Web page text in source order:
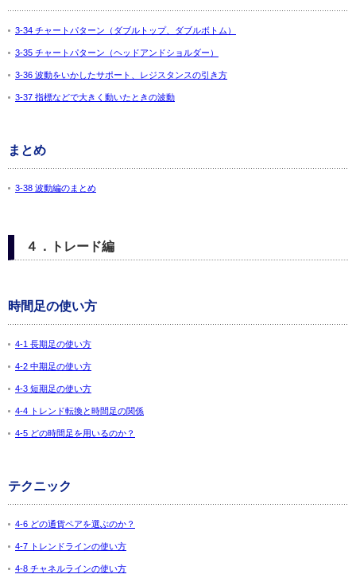
3-34 チャートパターン（ダブルトップ、ダブルボトム）
3-35 チャートパターン（ヘッドアンドショルダー）
3-36 波動をいかしたサポート、レジスタンスの引き方
3-37 指標などで大きく動いたときの波動
まとめ
3-38 波動編のまとめ
４．トレード編
時間足の使い方
4-1 長期足の使い方
4-2 中期足の使い方
4-3 短期足の使い方
4-4 トレンド転換と時間足の関係
4-5 どの時間足を用いるのか？
テクニック
4-6 どの通貨ペアを選ぶのか？
4-7 トレンドラインの使い方
4-8 チャネルラインの使い方